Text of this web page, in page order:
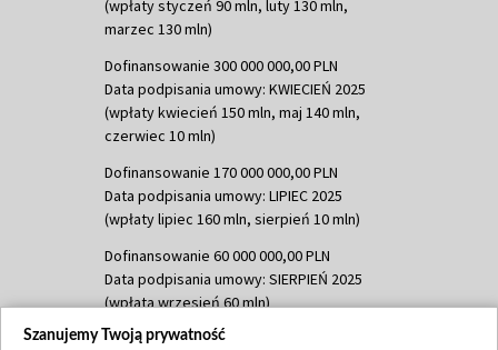
(wpłaty styczeń 90 mln, luty 130 mln,
marzec 130 mln)
Dofinansowanie 300 000 000,00 PLN
Data podpisania umowy: KWIECIEŃ 2025
(wpłaty kwiecień 150 mln, maj 140 mln,
czerwiec 10 mln)
Dofinansowanie 170 000 000,00 PLN
Data podpisania umowy: LIPIEC 2025
(wpłaty lipiec 160 mln, sierpień 10 mln)
Dofinansowanie 60 000 000,00 PLN
Data podpisania umowy: SIERPIEŃ 2025
(wpłata wrzesień 60 mln)
Dofinansowanie 635 783 051,21 PLN
Szanujemy Twoją prywatność